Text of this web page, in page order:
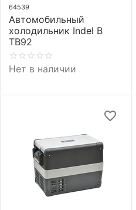
64539
Автомобильный
холодильник Indel B
TB92
Нет в наличии